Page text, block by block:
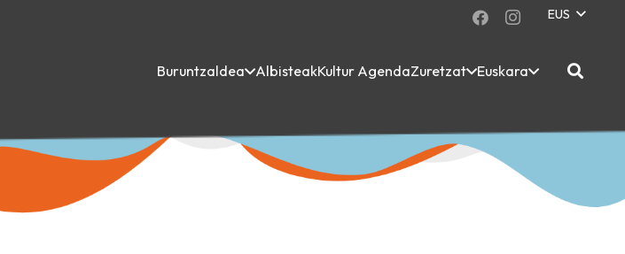
EUS
Buruntzaldea AlbisteakKultur AgendaZuretzat Euskara